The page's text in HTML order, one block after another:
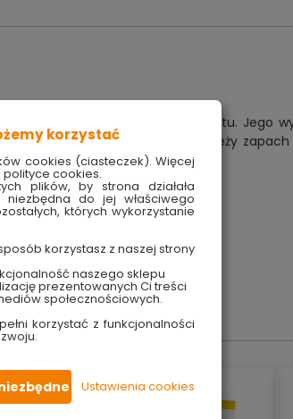
i luksusowego aromatu. Jego
płyn uwalnia przyjemny, świeży
aż na 30 prań.
korzystać
cookies (ciasteczek). Więcej
cookies.
plików, by strona działała
do jej właściwego
których wykorzystanie
korzystasz z naszej strony
naszego sklepu
prezentowanych Ci treści
społecznościowych.
korzystać z funkcjonalności
Ustawienia cookies